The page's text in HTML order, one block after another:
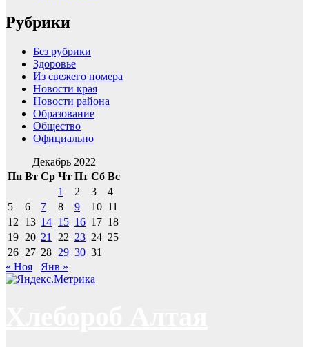
Рубрики
Без рубрики
Здоровье
Из свежего номера
Новости края
Новости района
Образование
Общество
Официально
Декабрь 2022
Пн Вт Ср Чт Пт Сб Вс
1
2 3
4
5
6 7 8 9 10 11
12
13 14 15 16 17 18
19 20 21 22 23 24 25
26 27 28 29 30 31
« Ноя
Янв »